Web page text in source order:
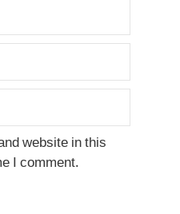
website in this
I comment.